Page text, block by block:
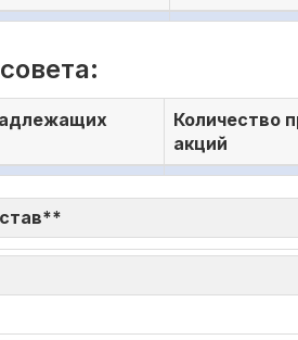
Количество
акций